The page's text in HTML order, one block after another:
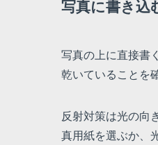
写真に書き込
写真の上に直接書
乾いていることを
反射対策は光の向
真用紙を選ぶか、